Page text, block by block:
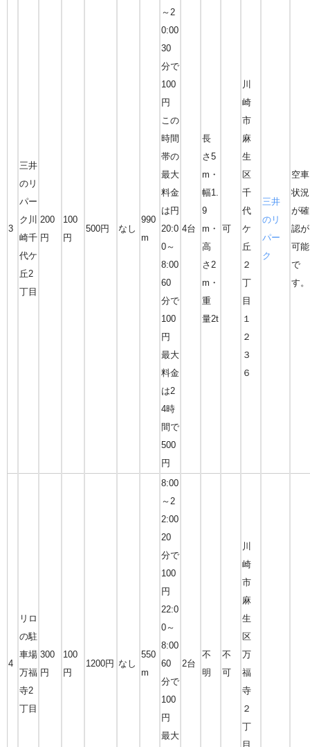
3
三井
のリ
パー
ク川
崎千
代ケ
丘2
丁目
200
円
100
円
500円 なし
990
m
～2
0:00
30
分で
100
円
この
時間
帯の
最大
料金
は円
20:0
0～
8:00
60
分で
100
円
最大
料金
は2
4時
間で
500
円
4台
長
さ5
m・
幅1.
9
m・
高
さ2
m・
重
量2t
可
川
崎
市
麻
生
区
千
代
ケ
丘
２
丁
目
１
２
３
６
三井
のリ
パー
ク
空車
状況
が確
認が
可能
で
す。
4
リロ
の駐
車場
万福
寺2
丁目
300
円
100
円
1200円 なし
550
m
8:00
～2
2:00
20
分で
100
円
22:0
0～
8:00
60
分で
100
円
最大
2台
不
明
不
可
川
崎
市
麻
生
区
万
福
寺
２
丁
目